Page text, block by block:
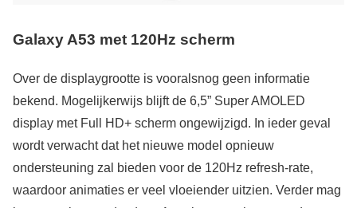
Galaxy A53 met 120Hz scherm
Over de displaygrootte is vooralsnog geen informatie
bekend. Mogelijkerwijs blijft de 6,5” Super AMOLED
display met Full HD+ scherm ongewijzigd. In ieder geval
wordt verwacht dat het nieuwe model opnieuw
ondersteuning zal bieden voor de 120Hz refresh-rate,
waardoor animaties er veel vloeiender uitzien. Verder mag